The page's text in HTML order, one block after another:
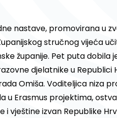
nastave, promovirana u
stručnog vijeća
županije. Pet puta dobila
djelatnike u Republici
Omiša. Voditeljica niza
u Erasmus projektima,
i vještine izvan Republike